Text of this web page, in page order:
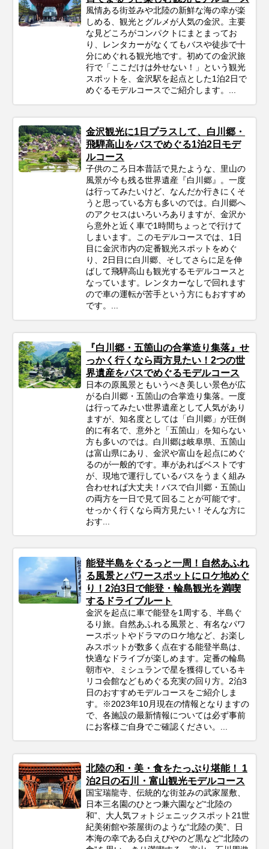
風情ある街並みや北陸の新鮮な海の幸が楽
しめる、観光とグルメが人気の金沢。主要
な見どころがコンパクトにまとまってお
り、レンタカーがなくてもバスや徒歩で十
分にめぐれる観光地です。初めての金沢旅
行で「ここだけは外せない！」という観光
スポットを、金沢駅を起点とした1泊2日で
めぐるモデルコースでご紹介します。...
金沢観光に1日プラスして、白川郷・
飛騨高山をバスでめぐる1泊2日モデ
ルコース
子供のころ日本昔話で見たような、里山の
風景が今も残る世界遺産『白川郷』。一度
は行ってみたいけど、なんだか行きにくそ
うと思っている方も多いのでは。白川郷へ
のアクセスはいろいろありますが、金沢か
ら意外と近く車で1時間ちょっとで行けて
しまいます。このモデルコースでは、1日
目に金沢市内の定番観光スポットをめぐ
り、2日目に白川郷、そしてさらに足を伸
ばして飛騨高山も観光するモデルコースと
なっています。レンタカーなしで回れます
ので車の運転が苦手という方にもおすすめ
です。...
『白川郷・五箇山の合掌造り集落』せ
っかく行くなら両方見たい！2つの世
界遺産をバスでめぐるモデルコース
日本の原風景ともいうべき美しい景色が広
がる白川郷・五箇山の合掌造り集落。一度
は行ってみたい世界遺産として人気があり
ますが、知名度としては「白川郷」が圧倒
的に有名で、意外と「五箇山」を知らない
方も多いのでは。白川郷は岐阜県、五箇山
は富山県にあり、金沢や富山を起点にめぐ
るのが一般的です。車があればベストです
が、現地で運行しているバスをうまく組み
合わせれば大丈夫！バスで白川郷・五箇山
の両方を一日で見て回ることが可能です。
せっかく行くなら両方見たい！そんな方に
おす...
能登半島をぐるっと一周！自然あふれ
る風景とパワースポットにロケ地めぐ
り！2泊3日で能登・輪島観光を満喫
するドライブルート
金沢を起点に車で能登を1周する、半島ぐ
るり旅。自然あふれる風景と、有名なパワ
ースポットやドラマのロケ地など、お楽し
みスポットが数多く点在する能登半島は、
快適なドライブが楽しめます。定番の輪島
朝市や、ミシュランで星を獲得しているキ
リコ会館などもめぐる充実の回り方。2泊3
日のおすすめモデルコースをご紹介しま
す。※2023年10月現在の情報となりますの
で、各施設の最新情報については必ず事前
にお客様ご自身でご確認ください。...
北陸の和・美・食をたっぷり堪能！ 1
泊2日の石川・富山観光モデルコース
国宝瑞龍寺、伝統的な街並みの武家屋敷、
日本三名園のひとつ兼六園など“北陸の
和”、大人気フォトジェニックスポット21世
紀美術館や茶屋街のような“北陸の美”、日
本海の幸である白えびやのど黒など“北陸の